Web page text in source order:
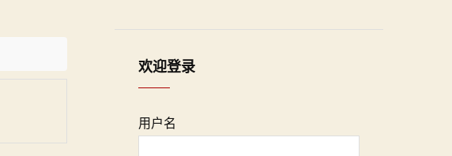
欢迎登录
用户名